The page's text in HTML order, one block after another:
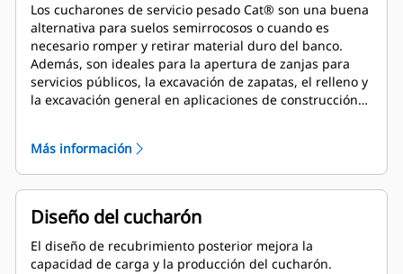
Los cucharones de servicio pesado Cat® son una buena
alternativa para suelos semirrocosos o cuando es
necesario romper y retirar material duro del banco.
Además, son ideales para la apertura de zanjas para
servicios públicos, la excavación de zapatas, el relleno y
la excavación general en aplicaciones de construcción,
Más información
Diseño del cucharón
El diseño de recubrimiento posterior mejora la
capacidad de carga y la producción del cucharón.